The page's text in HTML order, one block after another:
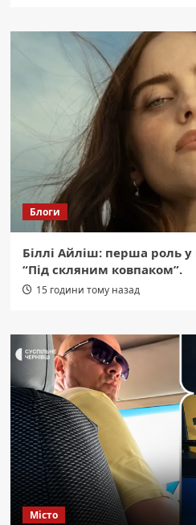
Блоги
Біллі Айліш: перша роль у
“Під скляним ковпаком”.
15 години тому назад
Місто